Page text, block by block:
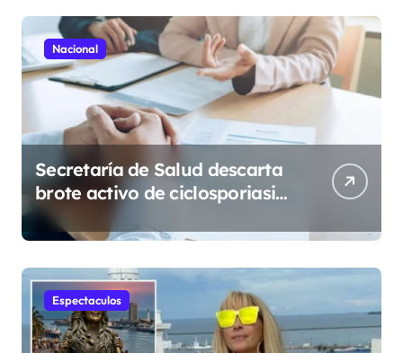
Nacional
Secretaría de Salud descarta
brote activo de ciclosporiasis
en México y pide tranquilidad
a la población
Espectaculos